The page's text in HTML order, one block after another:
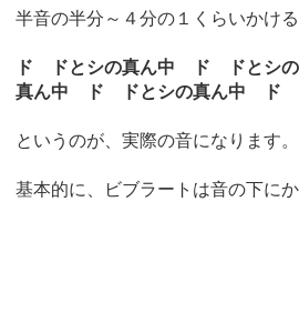
半音の半分～４分の１くらいかける
ド ドとシの真ん中 ド ドとシ
真ん中 ド ドとシの真ん中 ド
というのが、実際の音になります。
基本的に、ビブラートは音の下に